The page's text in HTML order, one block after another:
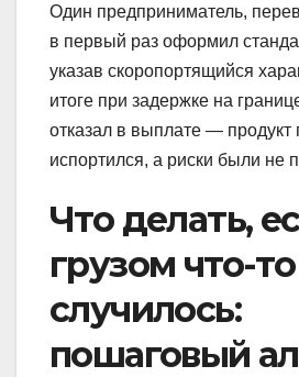
Один предприниматель,
в первый раз оформил
указав скоропортящийся
итоге при задержке на
отказал в выплате — продукт
испортился, а риски были не
Что делать,
грузом что-то
случилось:
пошаговый